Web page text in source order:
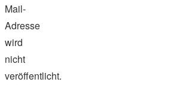
Mail-
Adresse
wird
nicht
veröffentlicht.